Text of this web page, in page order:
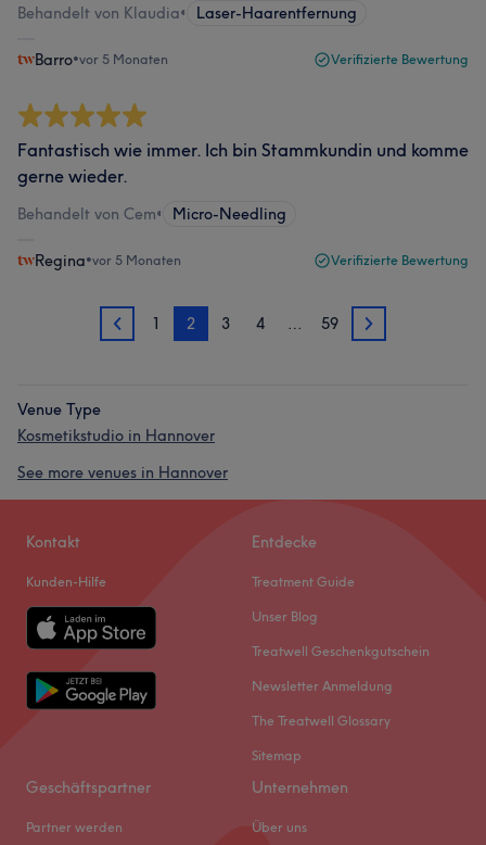
Behandelt von Klaudia• Laser-Haarentfernung
Barro•vor 5 Monaten Verifizierte Bewertung
Fantastisch wie immer. Ich bin Stammkundin und komme
gerne wieder.
Behandelt von Cem• Micro-Needling
Regina•vor 5 Monaten Verifizierte Bewertung
1 1 2 3 4 … 59 3
Venue Type
Kosmetikstudio in Hannover
See more venues in Hannover
Kontakt
Kunden-Hilfe
Entdecke
Treatment Guide
Unser Blog
Treatwell Geschenkgutschein
Newsletter Anmeldung
The Treatwell Glossary
Sitemap
Geschäftspartner
Partner werden
Unternehmen
Über uns